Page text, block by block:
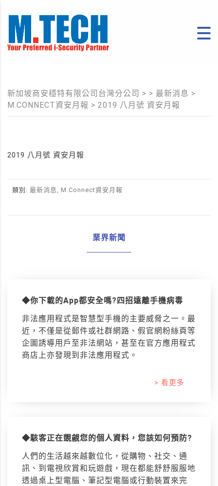
新加坡商安穩特有限公司台灣分公司 > > 最新消息 >
M.CONNECT資安月報 > 2019 八月號 資安月報
2019 八月號 資安月報
類別: 最新消息, M.Connect資安月報
業界新聞
◆你下載的App都安全嗎?四招遠離手機病毒
非法應用程式是智慧型手機的主要威脅之一。最
近，不僅是從郵件或社群網路、假官網粉絲頁等
企圖誘導用戶至非法網站，甚至在官方應用程式
商店上亦發現到非法應用程式。
> 看更多
◆駭客正在覬覦您的個人資料，您該如何預防?
人們的生活越來越數位化，從購物、社交、通
訊、到電視欣賞和玩遊戲，現在都能舒舒服服地
透過桌上型電腦、筆記型電腦或行動裝置來完